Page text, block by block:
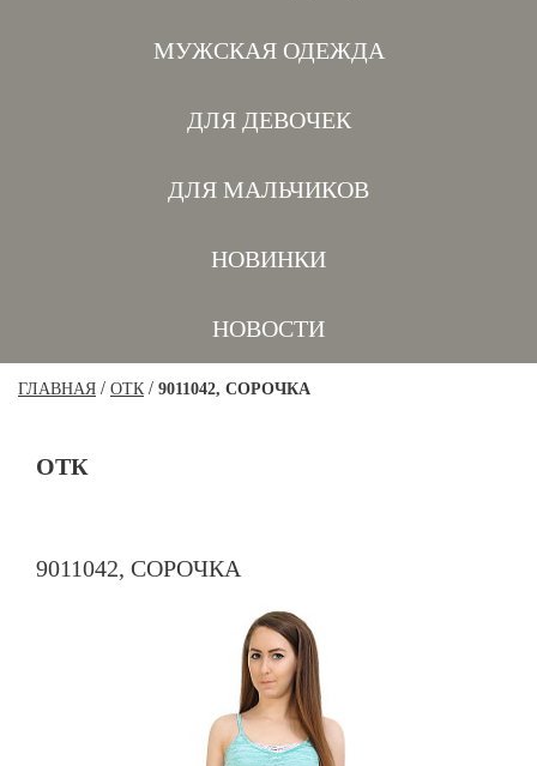
МУЖСКАЯ ОДЕЖДА
ДЛЯ ДЕВОЧЕК
ДЛЯ МАЛЬЧИКОВ
НОВИНКИ
НОВОСТИ
ГЛАВНАЯ / ОТК/ 9011042, СОРОЧКА
ОТК
9011042, СОРОЧКА